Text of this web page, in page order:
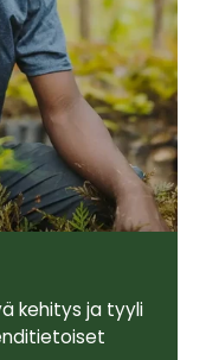
kehitys ja tyyli